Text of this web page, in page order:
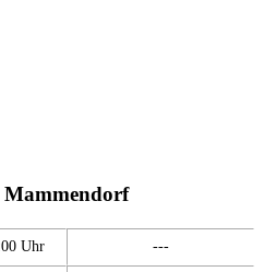
Mammendorf
Uhr ---